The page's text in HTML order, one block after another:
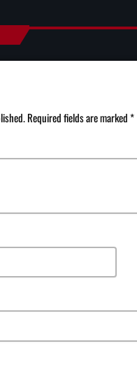
Required fields are marked *